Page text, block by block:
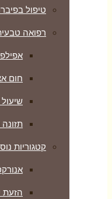
טיפול
רפואה
חום
תזונה
קטגוריות
הזעת